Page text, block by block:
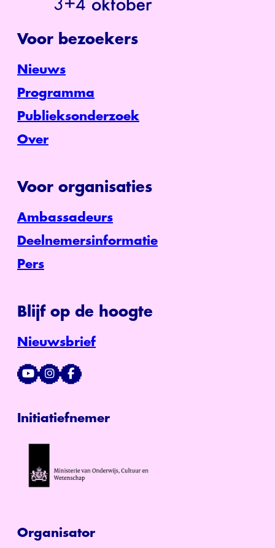
Voor bezoekers
Nieuws
Programma
Publieksonderzoek
Over
Voor organisaties
Ambassadeurs
Deelnemersinformatie
Pers
Blijf op de hoogte
Nieuwsbrief
Initiatiefnemer
Organisator